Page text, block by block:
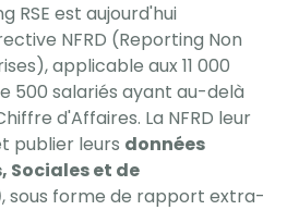
RSE est aujourd'hui
NFRD (Reporting Non
applicable aux 11 000
500 salariés ayant au-delà
d'Affaires. La NFRD leur
publier leurs données
Sociales et de
, sous forme de rapport extra-